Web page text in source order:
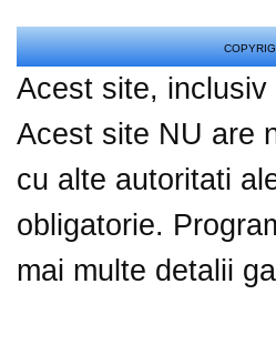
Acest site,
Acest site NU are
cu alte autoritati
obligatorie.
mai multe detalii